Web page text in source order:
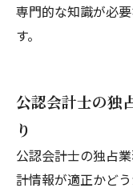
専門的な知識が必
す。
公認会計士の独
り
公認会計士の独占
計情報が適正かど